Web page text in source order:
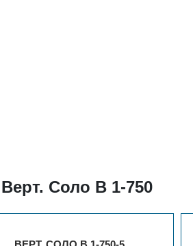
Соло В 1-750